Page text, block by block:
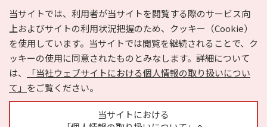
当サイトでは、利用者が当サイトを閲覧する際のサービス向
上およびサイトの利用状況把握のため、クッキー（Cookie）
を使用しています。当サイトでは閲覧を継続されることで、ク
ッキーの使用に同意されたものとみなします。詳細について
は、
「当社ウェブサイトにおける個人情報の取り扱いについ
て」 をご覧ください。
当サイトにおける
サイトの内容に関するお問い合わせ
Copyright © HYOJITO.Co.,Ltd. All Rights Reserved.